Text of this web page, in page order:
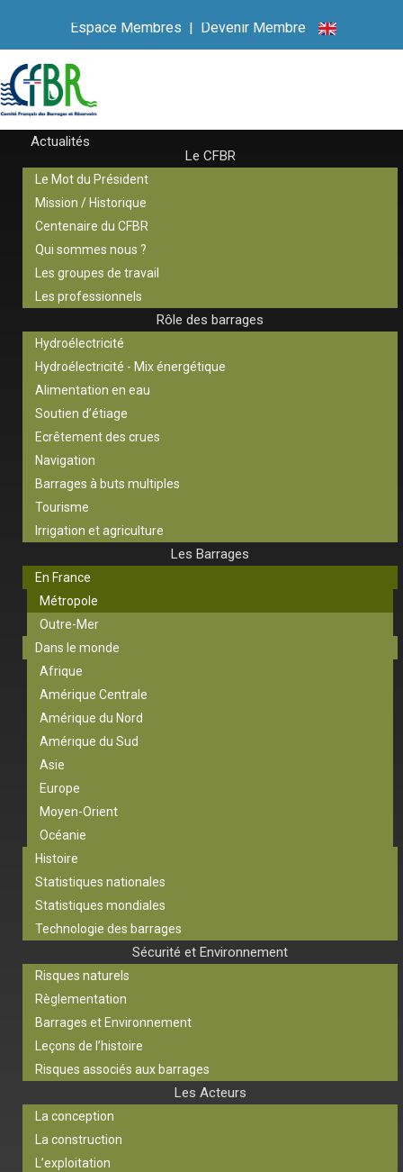
Espace Membres | Devenir Membre
Actualités
Le CFBR
Le Mot du Président
Mission / Historique
Centenaire du CFBR
Qui sommes nous ?
Les groupes de travail
Les professionnels
Rôle des barrages
Hydroélectricité
Hydroélectricité - Mix énergétique
Alimentation en eau
Soutien d’étiage
Ecrêtement des crues
Navigation
Barrages à buts multiples
Tourisme
Irrigation et agriculture
Les Barrages
En France
Métropole
Outre-Mer
Dans le monde
Afrique
Amérique Centrale
Amérique du Nord
Amérique du Sud
Asie
Europe
Moyen-Orient
Océanie
Histoire
Statistiques nationales
Statistiques mondiales
Technologie des barrages
Sécurité et Environnement
Risques naturels
Règlementation
Barrages et Environnement
Leçons de l’histoire
Risques associés aux barrages
Les Acteurs
La conception
La construction
L’exploitation